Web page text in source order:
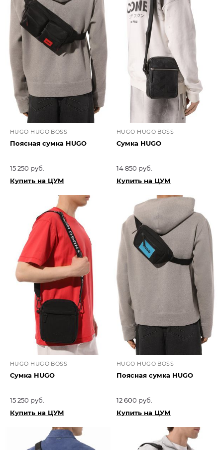
HUGO HUGO BOSS
Поясная сумка HUGO
15 250 руб.
Купить на ЦУМ
HUGO HUGO BOSS
Сумка HUGO
14 850 руб.
Купить на ЦУМ
HUGO HUGO BOSS
Сумка HUGO
15 250 руб.
Купить на ЦУМ
HUGO HUGO BOSS
Поясная сумка HUGO
12 600 руб.
Купить на ЦУМ